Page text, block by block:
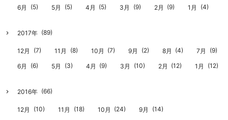
6月 (5) 5月 (5) 4月 (5) 3月 (9) 2月 (9) 1月 (4)
2017年 (89)
12月 (7) 11月 (8) 10月 (7) 9月 (2) 8月 (4) 7月 (9)
6月 (6) 5月 (3) 4月 (9) 3月 (10) 2月 (12) 1月 (12)
2016年 (66)
12月 (10) 11月 (18) 10月 (24) 9月 (14)